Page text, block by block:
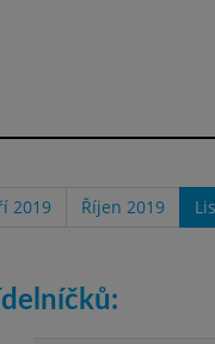
2019 Říjen 2019